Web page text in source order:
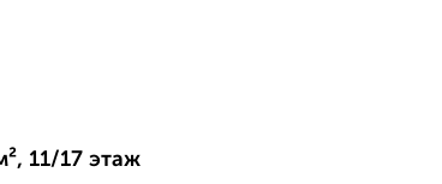
11/17 этаж